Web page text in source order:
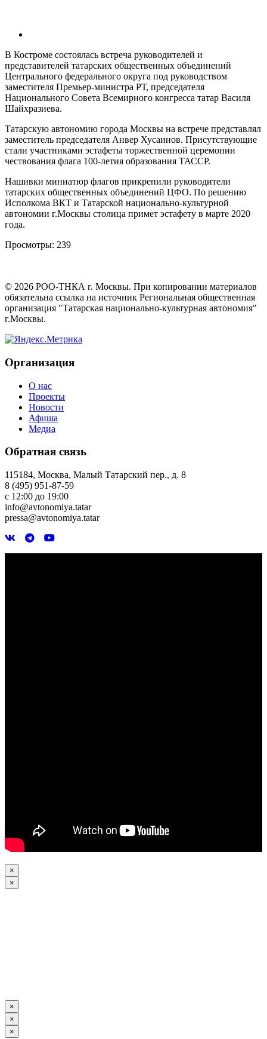
В Костроме состоялась встреча руководителей и
представителей татарских общественных объединений
Центрального федерального округа под руководством
заместителя Премьер-министра РТ, председателя
Национального Совета Всемирного конгресса татар Василя
Шайхразиева.
Татарскую автономию города Москвы на встрече представлял
заместитель председателя Анвер Хусаинов. Присутствующие
стали участниками эстафеты торжественной церемонии
чествования флага 100-летия образования ТАССР.
Нашивки миниатюр флагов прикрепили руководители
татарских общественных объединений ЦФО. По решению
Исполкома ВКТ и Татарской национально-культурной
автономии г.Москвы столица примет эстафету в марте 2020
года.
Просмотры: 239
© 2026 РОО-ТНКА г. Москвы. При копировании материалов
обязательна ссылка на источник Региональная общественная
организация "Татарская национально-культурная автономия"
г.Москвы.
Организация
О нас
Проекты
Новости
Афиша
Медиа
Обратная связь
115184, Москва, Малый Татарский пер., д. 8
8 (495) 951-87-59
с 12:00 до 19:00
info@avtonomiya.tatar
pressa@avtonomiya.tatar
×
×
×
×
×